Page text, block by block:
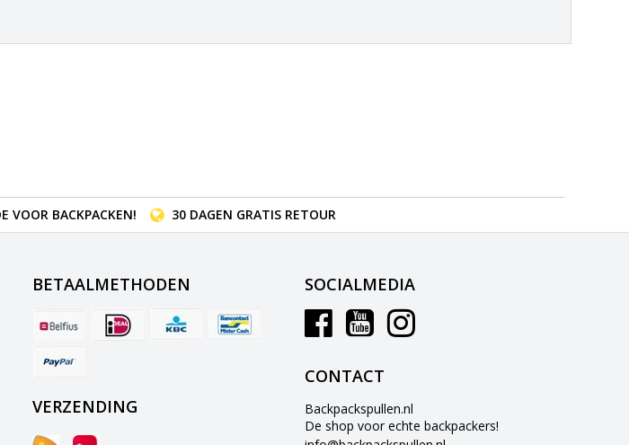
VOOR BACKPACKEN! 30 DAGEN GRATIS RETOUR
BETAALMETHODEN
VERZENDING
SOCIALMEDIA
CONTACT
Backpackspullen.nl
De shop voor echte backpackers!